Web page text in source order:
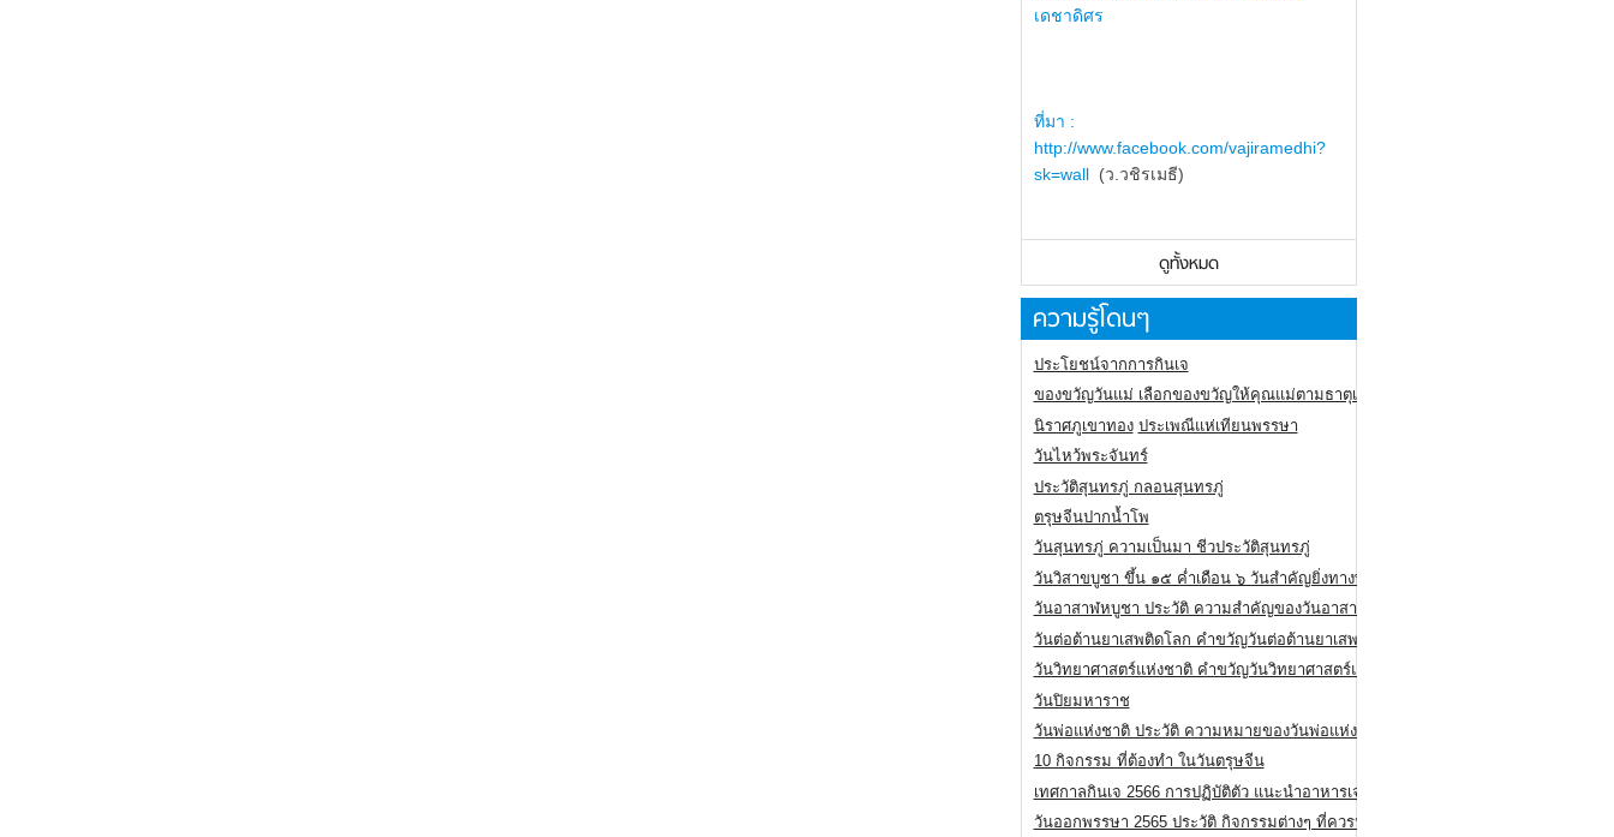
เดชาดิศร
ที่มา :
http://www.facebook.com/vajiramedhi?
sk=wall(ว.วชิรเมธี)
ดูทั้งหมด
ความรู้โดนๆ
ประโยชน์จากการกินเจ
ของขวัญวันแม่ เลือกของขวัญให้คุณแม่ตามธาตุเกิด
นิราศภูเขาทอง ประเพณีแห่เทียนพรรษา
วันไหว้พระจันทร์
ประวัติสุนทรภู่ กลอนสุนทรภู่
ตรุษจีนปากน้ำโพ
วันสุนทรภู่ ความเป็นมา ชีวประวัติสุนทรภู่
วันวิสาขบูชา ขึ้น ๑๕ ค่ำเดือน ๖ วันสำคัญยิ่งทางพระพุทธศาสนา
วันอาสาฬหบูชา ประวัติ ความสําคัญของวันอาสาฬหบูชา
วันต่อต้านยาเสพติดโลก คำขวัญวันต่อต้านยาเสพติดสากล
วันวิทยาศาสตร์แห่งชาติ คำขวัญวันวิทยาศาสตร์แห่งชาติ
วันปิยมหาราช
วันพ่อแห่งชาติ ประวัติ ความหมายของวันพ่อแห่งชาติ
10 กิจกรรม ที่ต้องทำ ในวันตรุษจีน
เทศกาลกินเจ 2566 การปฏิบัติตัว แนะนำอาหารเจ
วันออกพรรษา 2565 ประวัติ กิจกรรมต่างๆ ที่ควรปฏิบัติ